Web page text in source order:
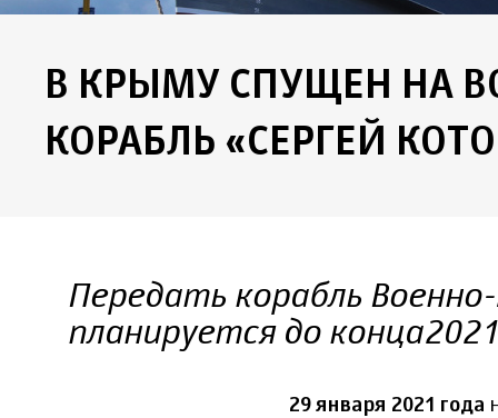
В КРЫМУ СПУЩЕН НА
КОРАБЛЬ «СЕРГЕЙ
Передать корабль
планируется до конца
29 января 2021 года